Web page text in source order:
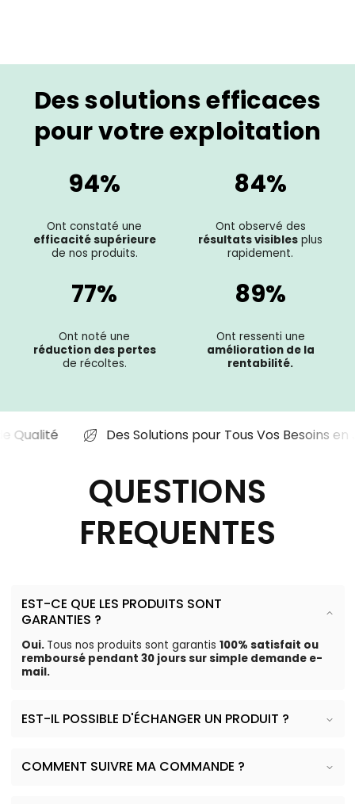
Des solutions efficaces
pour votre exploitation
94%
Ont constaté une
efficacité supérieure
de nos produits.
84%
Ont observé des
résultats visibles plus
rapidement.
77%
Ont noté une
réduction des pertes
de récoltes.
89%
Ont ressenti une
amélioration de la
rentabilité.
Qualité Des Solutions pour Tous Vos Besoins
QUESTIONS
FREQUENTES
EST-CE QUE LES PRODUITS SONT
GARANTIES ?
Oui. Tous nos produits sont garantis 100% satisfait ou
remboursé pendant 30 jours sur simple demande e-
mail.
EST-IL POSSIBLE D'ÉCHANGER UN PRODUIT ?
COMMENT SUIVRE MA COMMANDE ?